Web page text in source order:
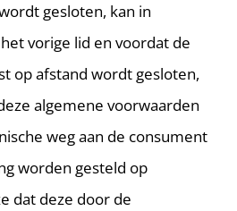
gesloten, kan in
vorige lid en voordat de
op afstand wordt gesloten,
algemene voorwaarden
weg aan de consument
worden gesteld op
dat deze door de